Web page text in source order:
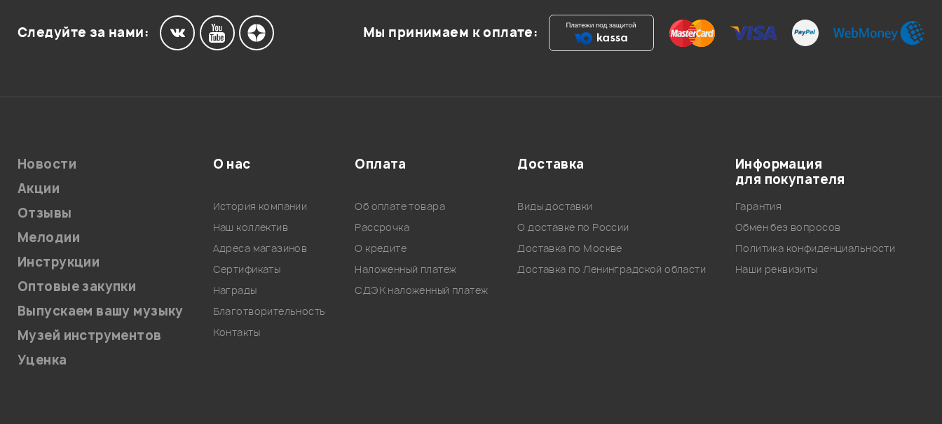
Следуйте за нами: Мы принимаем к оплате:
Новости
Акции
Отзывы
Мелодии
Инструкции
Оптовые закупки
Выпускаем вашу музыку
Музей инструментов
Уценка
О нас
История компании
Наш коллектив
Адреса магазинов
Сертификаты
Награды
Благотворительность
Контакты
Оплата
Об оплате товара
Рассрочка
О кредите
Наложенный платеж
СДЭК наложенный платеж
Доставка
Виды доставки
О доставке по России
Доставка по Москве
Доставка по Ленинградской области
Информация
для покупателя
Гарантия
Обмен без вопросов
Политика конфиденциальности
Наши реквизиты